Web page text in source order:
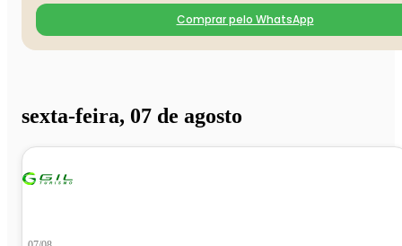
Comprar pelo WhatsApp
sexta-feira, 07 de agosto